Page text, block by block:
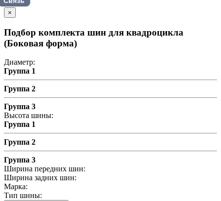
×
Подбор комплекта шин для квадроцикла
(Боковая форма)
Диаметр:
Группа 1
Группа 2
Группа 3
Высота шины:
Группа 1
Группа 2
Группа 3
Ширина передних шин:
Ширина задних шин:
Марка:
Тип шины: